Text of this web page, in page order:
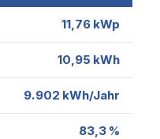
11,76 kWp
10,95 kWh
9.902 kWh/Jahr
83,3 %